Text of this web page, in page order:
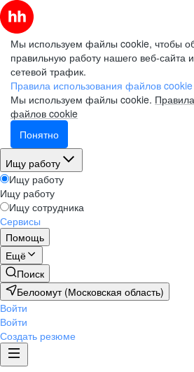
Мы используем файлы cookie, чтобы
правильную работу нашего веб-сайта
сетевой трафик.
Правила использования файлов cookie
Мы используем файлы cookie.
файлов cookie
Понятно
Ищу работу
Ищу работу
Ищу работу
Ищу сотрудника
Сервисы
Помощь
Ещё
Поиск
Белоомут (Московская область)
Войти
Войти
Создать резюме